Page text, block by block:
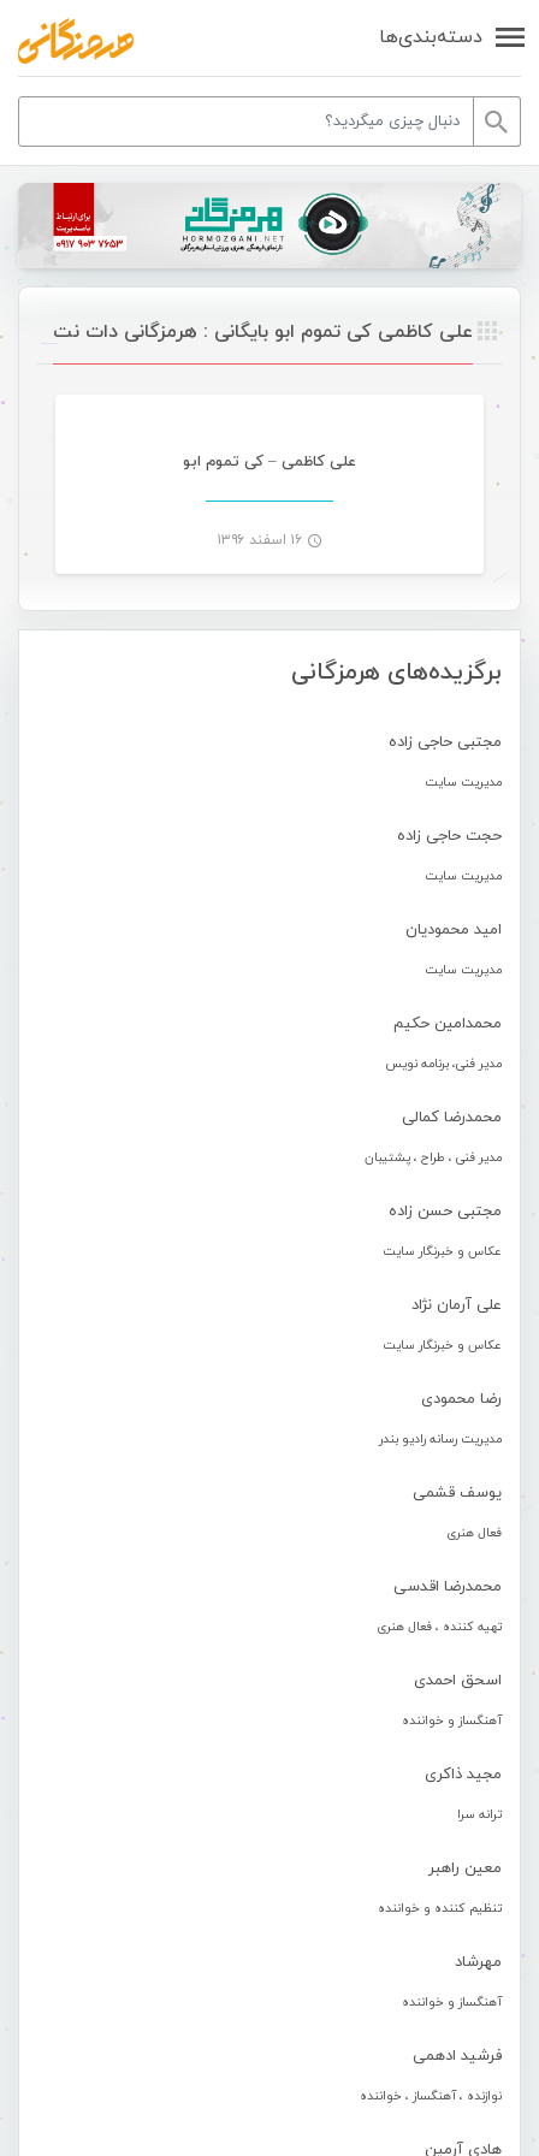
دسته‌بندی‌ها
برگزیده‌های هرمزگانی
مجتبی حاجی زاده
مدیریت سایت
حجت حاجی زاده
مدیریت سایت
امید محمودیان
مدیریت سایت
محمدامین حکیم
مدیر فنی، برنامه نویس
محمدرضا کمالی
مدیر فنی ، طراح ، پشتیبان
مجتبی حسن زاده
عکاس و خبرنگار سایت
علی آرمان نژاد
عکاس و خبرنگار سایت
رضا محمودی
مدیریت رسانه رادیو بندر
یوسف قشمی
فعال هنری
محمدرضا اقدسی
تهیه کننده ، فعال هنری
اسحق احمدی
آهنگساز و خواننده
مجید ذاکری
ترانه سرا
معین راهبر
تنظیم کننده و خواننده
مهرشاد
آهنگساز و خواننده
فرشید ادهمی
نوازنده ، آهنگساز ، خواننده
هادی آرمین
علی کاظمی کی تموم ابو بایگانی : هرمزگانی دات نت
علی کاظمی – کی تموم ابو
۱۶ اسفند ۱۳۹۶